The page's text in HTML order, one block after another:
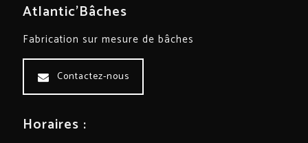
Atlantic'Bâches
Fabrication sur mesure de bâches
Contactez-nous
Horaires :